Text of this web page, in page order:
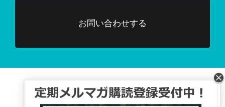
お問い合わせする
Facebook、TwitterでDevOpsに関する